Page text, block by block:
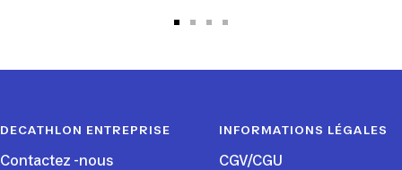
DECATHLON ENTREPRISE
Contactez -nous
INFORMATIONS LÉGALES
CGV/CGU